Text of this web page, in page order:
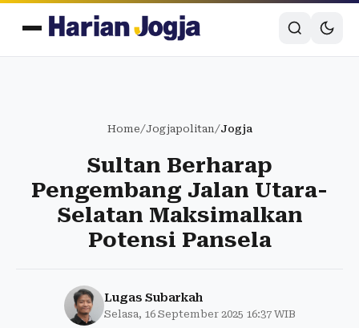
Home/Jogjapolitan/Jogja
Sultan Berharap
Pengembang Jalan Utara-
Selatan Maksimalkan
Potensi Pansela
Lugas Subarkah
Selasa, 16 September 2025 16:37 WIB